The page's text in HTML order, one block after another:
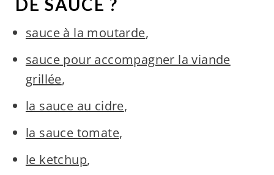
DE SAUCE ?
sauce à la moutarde,
sauce pour accompagner la viande
grillée,
la sauce au cidre,
la sauce tomate,
le ketchup,